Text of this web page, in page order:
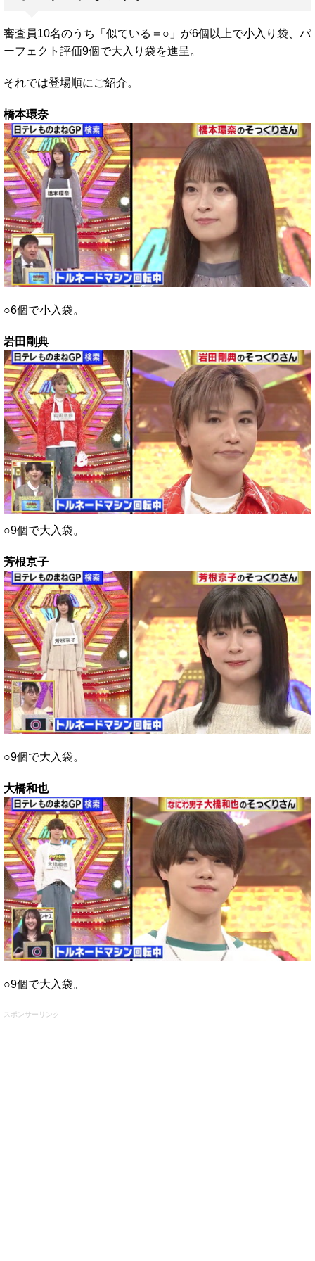
審査員10名のうち「似ている＝○」が6個以上で小入り袋、パ
ーフェクト評価9個で大入り袋を進呈。
それでは登場順にご紹介。
橋本環奈
○6個で小入袋。
岩田剛典
○9個で大入袋。
芳根京子
○9個で大入袋。
大橋和也
○9個で大入袋。
スポンサーリンク